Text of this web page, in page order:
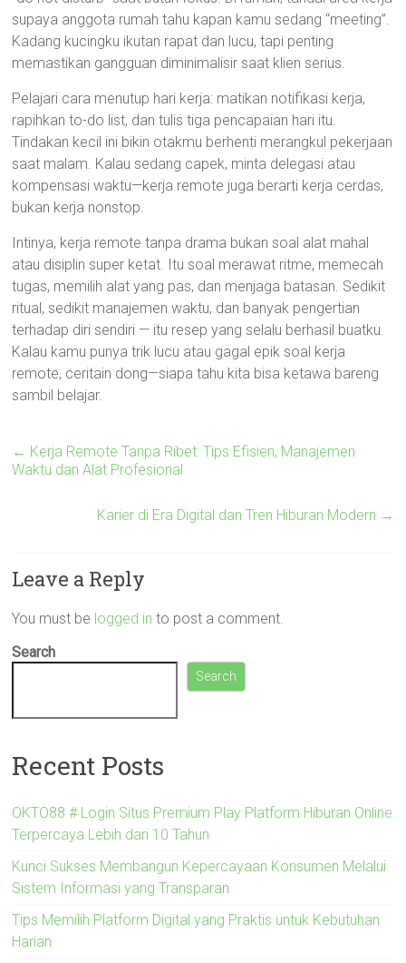
supaya anggota rumah tahu kapan kamu sedang “meeting”.
Kadang kucingku ikutan rapat dan lucu, tapi penting
memastikan gangguan diminimalisir saat klien serius.
Pelajari cara menutup hari kerja: matikan notifikasi kerja,
rapihkan to-do list, dan tulis tiga pencapaian hari itu.
Tindakan kecil ini bikin otakmu berhenti merangkul pekerjaan
saat malam. Kalau sedang capek, minta delegasi atau
kompensasi waktu—kerja remote juga berarti kerja cerdas,
bukan kerja nonstop.
Intinya, kerja remote tanpa drama bukan soal alat mahal
atau disiplin super ketat. Itu soal merawat ritme, memecah
tugas, memilih alat yang pas, dan menjaga batasan. Sedikit
ritual, sedikit manajemen waktu, dan banyak pengertian
terhadap diri sendiri — itu resep yang selalu berhasil buatku.
Kalau kamu punya trik lucu atau gagal epik soal kerja
remote, ceritain dong—siapa tahu kita bisa ketawa bareng
sambil belajar.
← Kerja Remote Tanpa Ribet: Tips Efisien, Manajemen
Waktu dan Alat Profesional
Karier di Era Digital dan Tren Hiburan Modern →
Leave a Reply
You must be logged in to post a comment.
Search
Search
Recent Posts
OKTO88 # Login Situs Premium Play Platform Hiburan Online
Terpercaya Lebih dari 10 Tahun
Kunci Sukses Membangun Kepercayaan Konsumen Melalui
Sistem Informasi yang Transparan
Tips Memilih Platform Digital yang Praktis untuk Kebutuhan
Harian